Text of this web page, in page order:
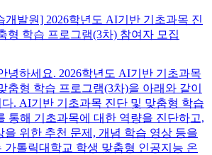
개발원] 2026학년도 AI기반 기초과목 진
형 학습 프로그램(3차) 참여자 모집
녕하세요. 2026학년도 AI기반 기초과목
춤형 학습 프로그램(3차)을 아래와 같이
. AI기반 기초과목 진단 및 맞춤형 학습
통해 기초과목에 대한 역량을 진단하고,
을 위한 추천 문제, 개념 학습 영상 등을
가톨릭대학교 학생 맞춤형 인공지능 온